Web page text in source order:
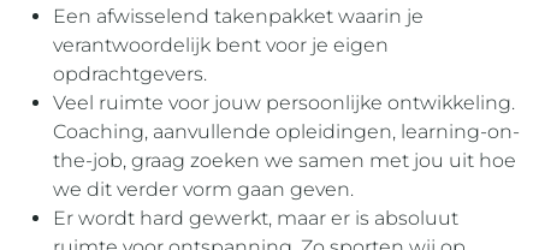
Een afwisselend takenpakket waarin je
verantwoordelijk bent voor je eigen
opdrachtgevers.
Veel ruimte voor jouw persoonlijke ontwikkeling.
Coaching, aanvullende opleidingen, learning-on-
the-job, graag zoeken we samen met jou uit hoe
we dit verder vorm gaan geven.
Er wordt hard gewerkt, maar er is absoluut